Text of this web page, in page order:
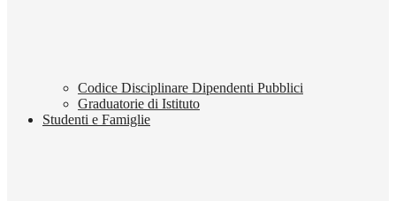
Codice Disciplinare Dipendenti Pubblici
Graduatorie di Istituto
Studenti e Famiglie